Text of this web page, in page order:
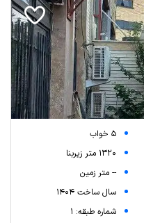
5 خواب
1320 متر زیربنا
-- متر زمین
سال ساخت 1404
شماره طبقه: 1